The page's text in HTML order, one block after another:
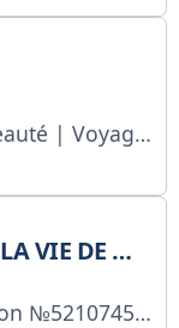
license?id=673b6b4f1039886b1df78467®istryType=bloggersPermission
DE MÈRE)